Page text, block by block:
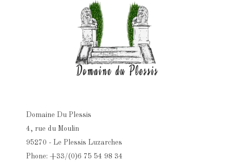
Domaine Du Plessis
4, rue du Moulin
95270 - Le Plessis Luzarches
Phone: +33/(0)6 75 54 98 34